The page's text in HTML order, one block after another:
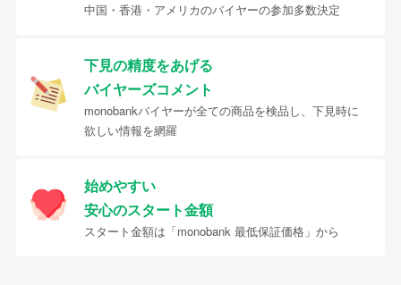
中国・香港・アメリカのバイヤーの参加多数決定
下見の精度をあげる
バイヤーズコメント
monobankバイヤーが全ての商品を検品し、下見時に
欲しい情報を網羅
始めやすい
安心のスタート金額
スタート金額は「monobank 最低保証価格」から